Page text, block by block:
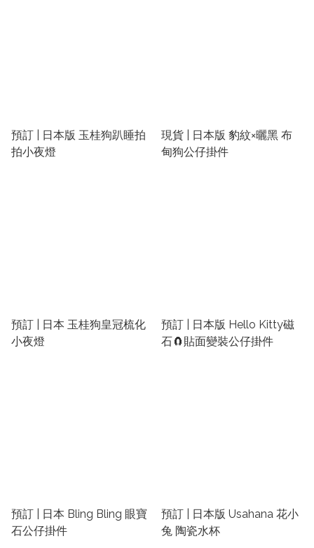
預訂 | 日本版 玉桂狗趴睡拍
拍小夜燈
現貨 | 日本版 豹紋×曬黑 布
甸狗公仔掛件
預訂 | 日本 玉桂狗皇冠梳化
小夜燈
預訂 | 日本版 Hello Kitty磁
石🧲貼面變裝公仔掛件
預訂 | 日本 Bling Bling 眼寶
石公仔掛件
預訂 | 日本版 Usahana 花小
兔 陶瓷水杯